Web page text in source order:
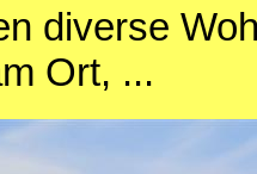
diverse
Ort, ...